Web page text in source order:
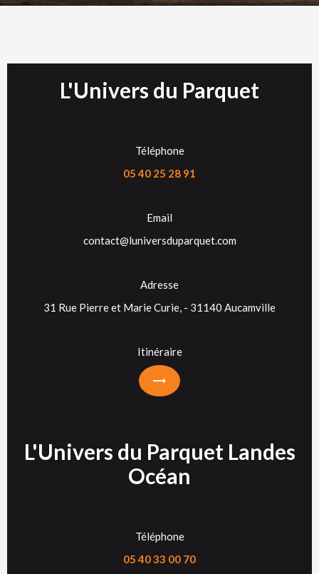
L'Univers du Parquet
Téléphone
05 40 25 28 91
Email
contact@luniversduparquet.com
Adresse
31 Rue Pierre et Marie Curie, - 31140 Aucamville
Itinéraire
L'Univers du Parquet Landes
Océan
Téléphone
05 40 33 00 70